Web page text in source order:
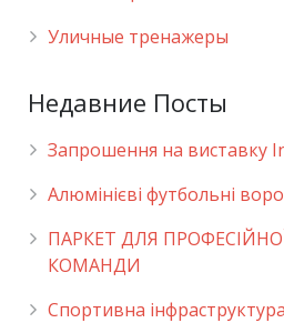
Уличные тренажеры
Недавние Посты
Запрошення на виставку
Алюмінієві футбольні
ПАРКЕТ ДЛЯ
КОМАНДИ
Спортивна інфраструктура